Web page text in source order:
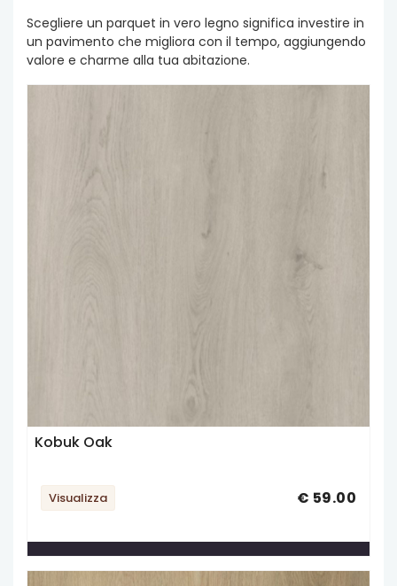
Scegliere un parquet in vero legno significa investire in
un pavimento che migliora con il tempo, aggiungendo
valore e charme alla tua abitazione.
Kobuk Oak
Visualizza € 59.00